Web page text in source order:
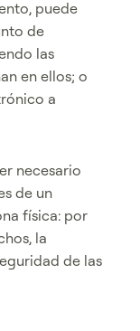
puede
de
las
en ellos; o
a
necesario
de un
física: por
la
de las